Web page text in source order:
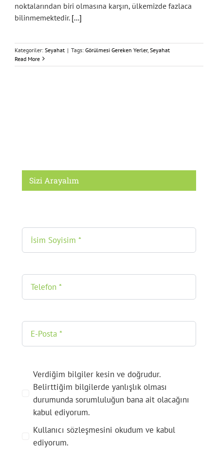
noktalarından biri olmasına karşın, ülkemizde fazlaca
bilinmemektedir. [...]
Kategoriler: Seyahat | Tags: Görülmesi Gereken Yerler, Seyahat
Read More
Sizi Arayalım
Verdiğim bilgiler kesin ve doğrudur.
Belirttiğim bilgilerde yanlışlık olması
durumunda sorumluluğun bana ait olacağını
kabul ediyorum.
Kullanıcı sözleşmesini okudum ve kabul
ediyorum.